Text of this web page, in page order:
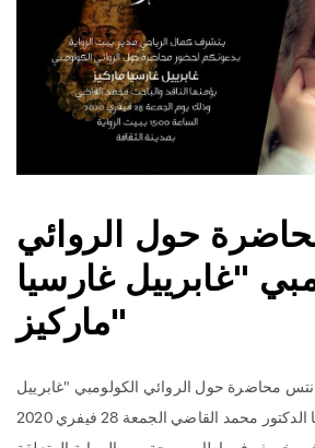
حول الروائي
"غابرييل غارسيا
ماركيز"
محاضرة حول الروائي الكولومبي "غابرييل
غارسيا ماركيز" يقدمها الدكتور محمد القاضي الجمعة 28 فيفري 2020